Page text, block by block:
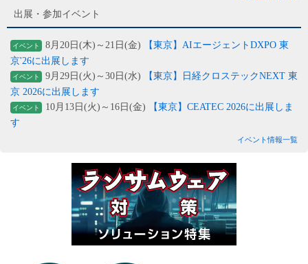
出展・参加イベント
イベント 8月20日(木)～21日(金)
【東京】AIエージェントDXPO 東
京'26に出展します
イベント 9月29日(火)～30日(水)
【東京】日経クロステックNEXT 東
京 2026に出展します
イベント 10月13日(火)～16日(金)
【東京】CEATEC 2026に出展しま
す
イベント情報一覧